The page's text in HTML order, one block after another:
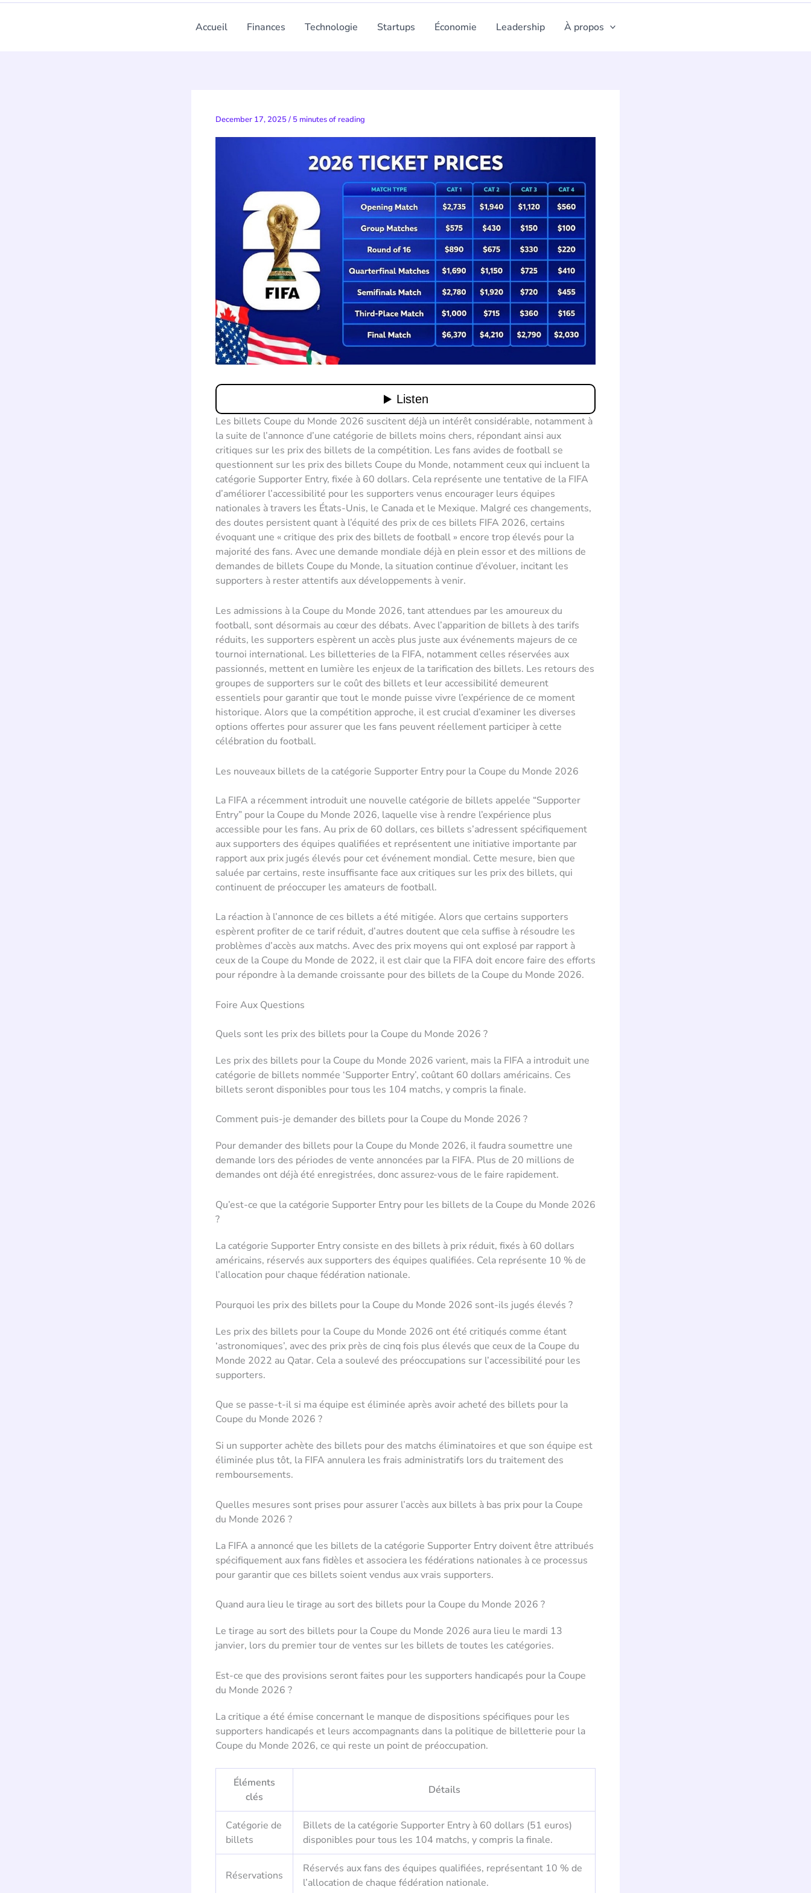
Accueil Finances Technologie Startups Économie Leadership À propos
December 17, 2025/ 5 minutes of reading
Les billets Coupe du Monde 2026 suscitent déjà un intérêt considérable, notamment à
la suite de l’annonce d’une catégorie de billets moins chers, répondant ainsi aux
critiques sur les prix des billets de la compétition. Les fans avides de football se
questionnent sur les prix des billets Coupe du Monde, notamment ceux qui incluent la
catégorie Supporter Entry, fixée à 60 dollars. Cela représente une tentative de la FIFA
d’améliorer l’accessibilité pour les supporters venus encourager leurs équipes
nationales à travers les États-Unis, le Canada et le Mexique. Malgré ces changements,
des doutes persistent quant à l’équité des prix de ces billets FIFA 2026, certains
évoquant une « critique des prix des billets de football » encore trop élevés pour la
majorité des fans. Avec une demande mondiale déjà en plein essor et des millions de
demandes de billets Coupe du Monde, la situation continue d’évoluer, incitant les
supporters à rester attentifs aux développements à venir.
Les admissions à la Coupe du Monde 2026, tant attendues par les amoureux du
football, sont désormais au cœur des débats. Avec l’apparition de billets à des tarifs
réduits, les supporters espèrent un accès plus juste aux événements majeurs de ce
tournoi international. Les billetteries de la FIFA, notamment celles réservées aux
passionnés, mettent en lumière les enjeux de la tarification des billets. Les retours des
groupes de supporters sur le coût des billets et leur accessibilité demeurent
essentiels pour garantir que tout le monde puisse vivre l’expérience de ce moment
historique. Alors que la compétition approche, il est crucial d’examiner les diverses
options offertes pour assurer que les fans peuvent réellement participer à cette
célébration du football.
Les nouveaux billets de la catégorie Supporter Entry pour la Coupe du Monde 2026
La FIFA a récemment introduit une nouvelle catégorie de billets appelée “Supporter
Entry” pour la Coupe du Monde 2026, laquelle vise à rendre l’expérience plus
accessible pour les fans. Au prix de 60 dollars, ces billets s’adressent spécifiquement
aux supporters des équipes qualifiées et représentent une initiative importante par
rapport aux prix jugés élevés pour cet événement mondial. Cette mesure, bien que
saluée par certains, reste insuffisante face aux critiques sur les prix des billets, qui
continuent de préoccuper les amateurs de football.
La réaction à l’annonce de ces billets a été mitigée. Alors que certains supporters
espèrent profiter de ce tarif réduit, d’autres doutent que cela suffise à résoudre les
problèmes d’accès aux matchs. Avec des prix moyens qui ont explosé par rapport à
ceux de la Coupe du Monde de 2022, il est clair que la FIFA doit encore faire des efforts
pour répondre à la demande croissante pour des billets de la Coupe du Monde 2026.
Foire Aux Questions
Quels sont les prix des billets pour la Coupe du Monde 2026 ?
Les prix des billets pour la Coupe du Monde 2026 varient, mais la FIFA a introduit une
catégorie de billets nommée ‘Supporter Entry’, coûtant 60 dollars américains. Ces
billets seront disponibles pour tous les 104 matchs, y compris la finale.
Comment puis-je demander des billets pour la Coupe du Monde 2026 ?
Pour demander des billets pour la Coupe du Monde 2026, il faudra soumettre une
demande lors des périodes de vente annoncées par la FIFA. Plus de 20 millions de
demandes ont déjà été enregistrées, donc assurez-vous de le faire rapidement.
Qu’est-ce que la catégorie Supporter Entry pour les billets de la Coupe du Monde 2026
?
La catégorie Supporter Entry consiste en des billets à prix réduit, fixés à 60 dollars
américains, réservés aux supporters des équipes qualifiées. Cela représente 10 % de
l’allocation pour chaque fédération nationale.
Pourquoi les prix des billets pour la Coupe du Monde 2026 sont-ils jugés élevés ?
Les prix des billets pour la Coupe du Monde 2026 ont été critiqués comme étant
‘astronomiques’, avec des prix près de cinq fois plus élevés que ceux de la Coupe du
Monde 2022 au Qatar. Cela a soulevé des préoccupations sur l’accessibilité pour les
supporters.
Que se passe-t-il si ma équipe est éliminée après avoir acheté des billets pour la
Coupe du Monde 2026 ?
Si un supporter achète des billets pour des matchs éliminatoires et que son équipe est
éliminée plus tôt, la FIFA annulera les frais administratifs lors du traitement des
remboursements.
Quelles mesures sont prises pour assurer l’accès aux billets à bas prix pour la Coupe
du Monde 2026 ?
La FIFA a annoncé que les billets de la catégorie Supporter Entry doivent être attribués
spécifiquement aux fans fidèles et associera les fédérations nationales à ce processus
pour garantir que ces billets soient vendus aux vrais supporters.
Quand aura lieu le tirage au sort des billets pour la Coupe du Monde 2026 ?
Le tirage au sort des billets pour la Coupe du Monde 2026 aura lieu le mardi 13
janvier, lors du premier tour de ventes sur les billets de toutes les catégories.
Est-ce que des provisions seront faites pour les supporters handicapés pour la Coupe
du Monde 2026 ?
La critique a été émise concernant le manque de dispositions spécifiques pour les
supporters handicapés et leurs accompagnants dans la politique de billetterie pour la
Coupe du Monde 2026, ce qui reste un point de préoccupation.
Éléments
clés
Détails
Catégorie de
billets
Billets de la catégorie Supporter Entry à 60 dollars (51 euros)
disponibles pour tous les 104 matchs, y compris la finale.
Réservations
Réservés aux fans des équipes qualifiées, représentant 10 % de
l’allocation de chaque fédération nationale.